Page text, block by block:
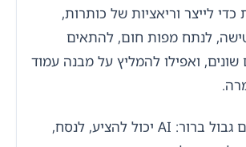
לייצר וריאציות של כותרות,
לנתח מפות חום, להתאים
ואפילו להמליץ על מבנה עמוד
אבל חשוב לשים גבול ברור: AI יכול להציע, לנסח,